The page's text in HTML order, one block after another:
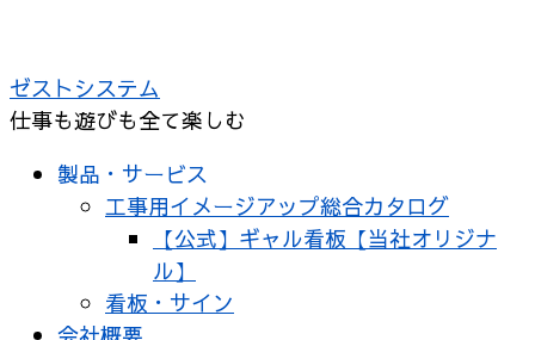
テ
ン
ゼストシステム
仕事も遊びも全て楽しむ
製品・サービス
工事用イメージアップ総合カタログ
【公式】ギャル看板【当社オリジナ
ル】
看板・サイン